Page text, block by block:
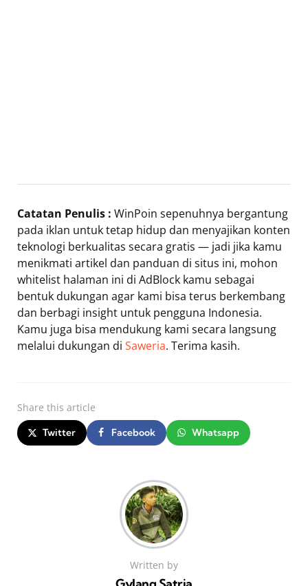
Catatan Penulis : WinPoin sepenuhnya bergantung
pada iklan untuk tetap hidup dan menyajikan konten
teknologi berkualitas secara gratis — jadi jika kamu
menikmati artikel dan panduan di situs ini, mohon
whitelist halaman ini di AdBlock kamu sebagai
bentuk dukungan agar kami bisa terus berkembang
dan berbagi insight untuk pengguna Indonesia.
Kamu juga bisa mendukung kami secara langsung
melalui dukungan di Saweria. Terima kasih.
Share this article
Twitter Facebook Whatsapp
Written by